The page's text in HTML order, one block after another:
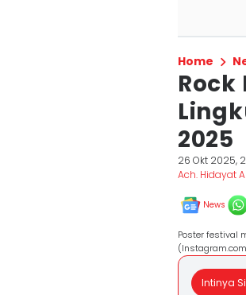
Home
2025
26 Okt 2025,
Ach. Hidayat
News
Poster festival
Intinya